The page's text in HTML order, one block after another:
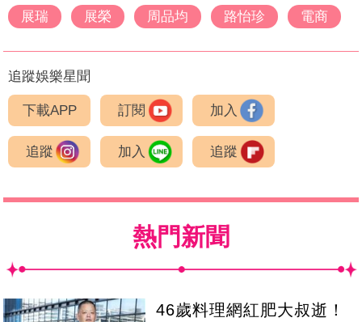
展瑞
展榮 周品均 路怡珍 電商
追蹤娛樂星聞
下載APP 訂閱 加入
追蹤 加入 追蹤
熱門新聞
46歲料理網紅肥大叔逝！